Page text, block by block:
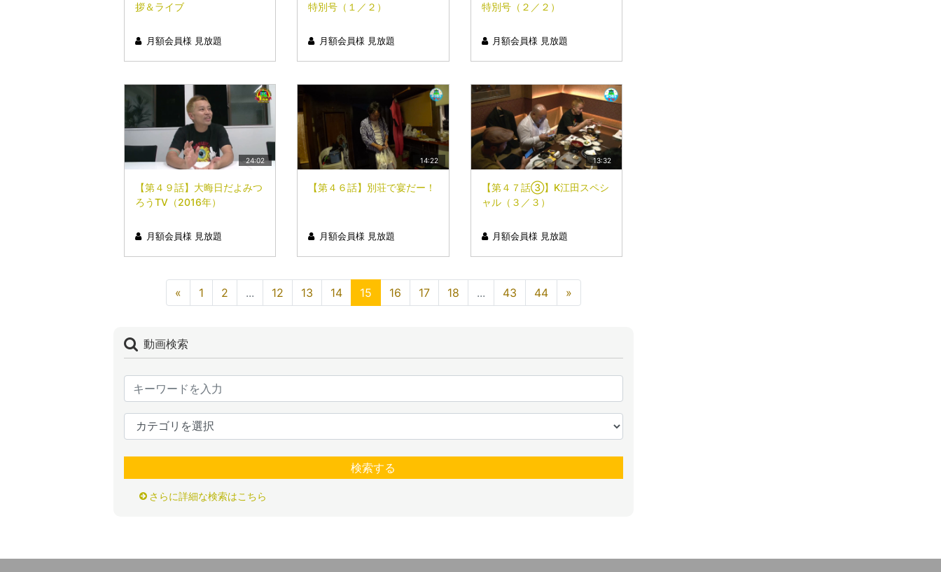
拶＆ライブ
月額会員様 見放題
特別号（１／２）
月額会員様 見放題
特別号（２／２）
月額会員様 見放題
24:02
【第４９話】大晦日だよみつ
ろうTV（2016年）
月額会員様 見放題
14:22
【第４６話】別荘で宴だー！
月額会員様 見放題
13:32
【第４７話③】K江田スペシ
ャル（３／３）
月額会員様 見放題
« 1 2 ... 12 13 14 15 16 17 18 ... 43 44 »
動画検索
検索する
さらに詳細な検索はこちら